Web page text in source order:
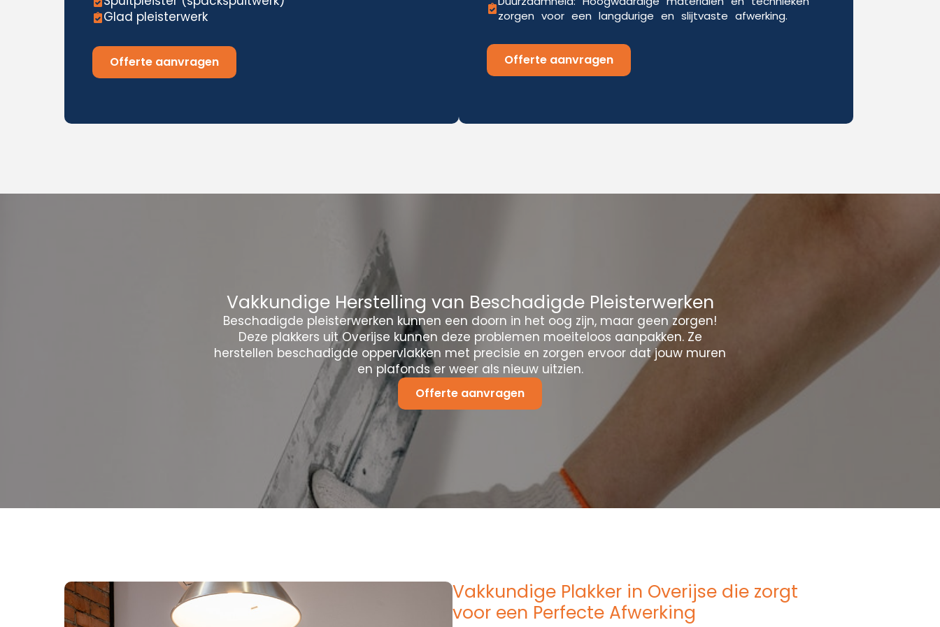
Glad pleisterwerk
Offerte aanvragen
zorgen voor een langdurige en slijtvaste afwerking.
Offerte aanvragen
Vakkundige Herstelling van Beschadigde Pleisterwerken
Beschadigde pleisterwerken kunnen een doorn in het oog zijn, maar geen zorgen!
Deze plakkers uit Overijse kunnen deze problemen moeiteloos aanpakken. Ze
herstellen beschadigde oppervlakken met precisie en zorgen ervoor dat jouw muren
en plafonds er weer als nieuw uitzien.
Offerte aanvragen
Vakkundige Plakker in Overijse die zorgt
voor een Perfecte Afwerking